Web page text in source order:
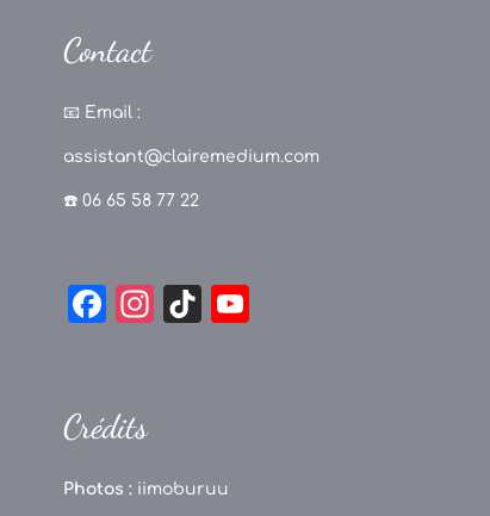
Contact
📧 Email :
assistant@clairemedium.com
☎️ 06 65 58 77 22
F
e
o
In
a
Ti
Crédits
Photos : iimoburuu